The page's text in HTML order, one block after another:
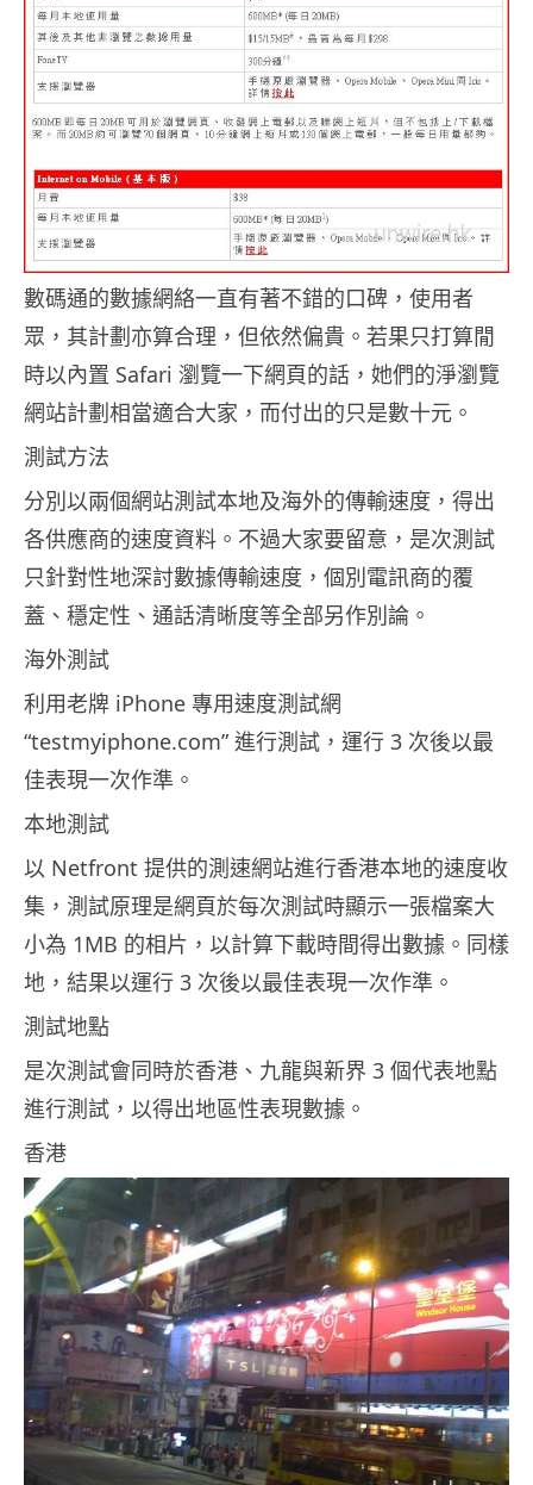
數碼通的數據網絡一直有著不錯的口碑，使用者
眾，其計劃亦算合理，但依然偏貴。若果只打算閒
時以內置 Safari 瀏覽一下網頁的話，她們的淨瀏覽
網站計劃相當適合大家，而付出的只是數十元。
測試方法
分別以兩個網站測試本地及海外的傳輸速度，得出
各供應商的速度資料。不過大家要留意，是次測試
只針對性地深討數據傳輸速度，個別電訊商的覆
蓋、穩定性、通話清晰度等全部另作別論。
海外測試
利用老牌 iPhone 專用速度測試網
“testmyiphone.com” 進行測試，運行 3 次後以最
佳表現一次作準。
本地測試
以 Netfront 提供的測速網站進行香港本地的速度收
集，測試原理是網頁於每次測試時顯示一張檔案大
小為 1MB 的相片，以計算下載時間得出數據。同樣
地，結果以運行 3 次後以最佳表現一次作準。
測試地點
是次測試會同時於香港、九龍與新界 3 個代表地點
進行測試，以得出地區性表現數據。
香港